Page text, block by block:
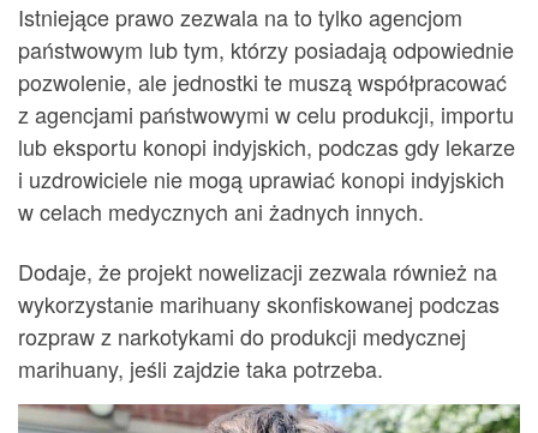
Istniejące prawo zezwala na to tylko agencjom
państwowym lub tym, którzy posiadają odpowiednie
pozwolenie, ale jednostki te muszą współpracować
z agencjami państwowymi w celu produkcji, importu
lub eksportu konopi indyjskich, podczas gdy lekarze
i uzdrowiciele nie mogą uprawiać konopi indyjskich
w celach medycznych ani żadnych innych.
Dodaje, że ​​projekt nowelizacji zezwala również na
wykorzystanie marihuany skonfiskowanej podczas
rozpraw z narkotykami do produkcji medycznej
marihuany, jeśli zajdzie taka potrzeba.